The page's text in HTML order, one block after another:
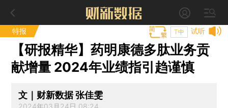
特报 试听
T中
【研报精华】药明康德多肽业务贡
献增量 2024年业绩指引趋谨慎
文｜财新数据 张佳雯